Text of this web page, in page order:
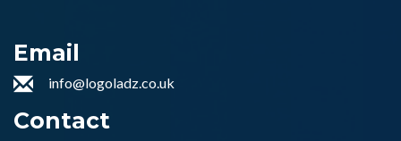
Email
info@logoladz.co.uk
Contact